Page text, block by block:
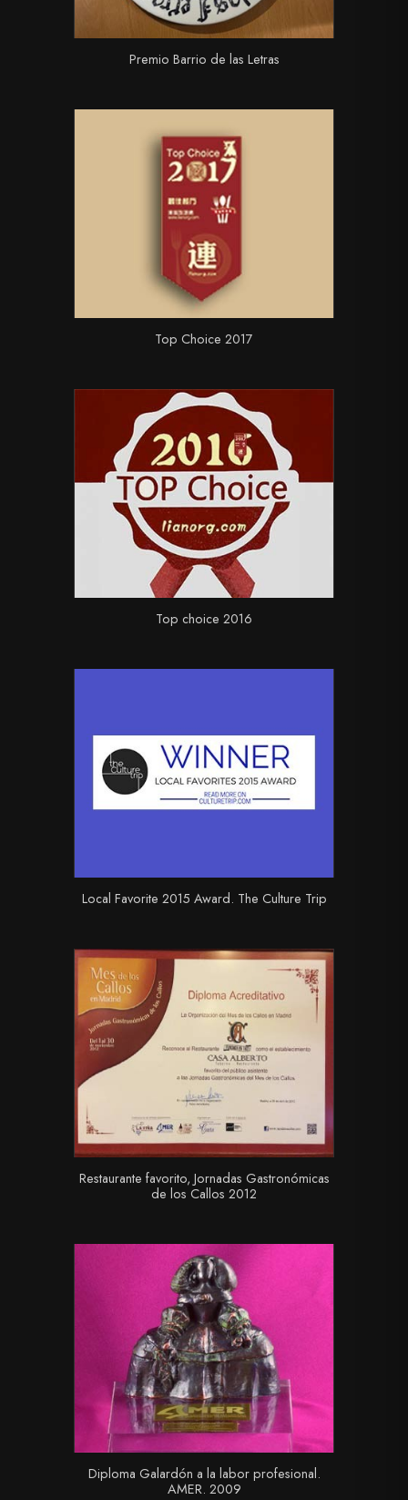
Premio Barrio de las Letras
Top Choice 2017
Top choice 2016
Local Favorite 2015 Award. The Culture Trip
Restaurante favorito, Jornadas Gastronómicas
de los Callos 2012
Diploma Galardón a la labor profesional.
AMER. 2009